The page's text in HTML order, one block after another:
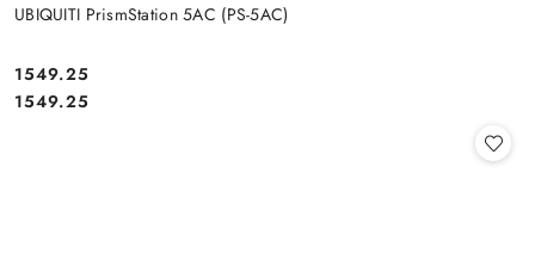
UBIQUITI PrismStation 5AC (PS-5AC)
Cena:
1549.25
Cena:
1549.25